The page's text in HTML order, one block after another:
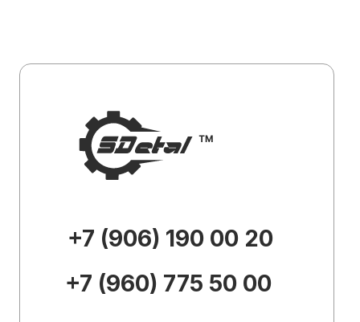
Внешний вид товара, его
предварительных уведомлений.
Описание носит справочно-
О
компании
Каталог
Доставка и